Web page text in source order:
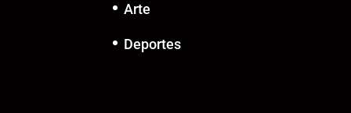
Arte
Deportes